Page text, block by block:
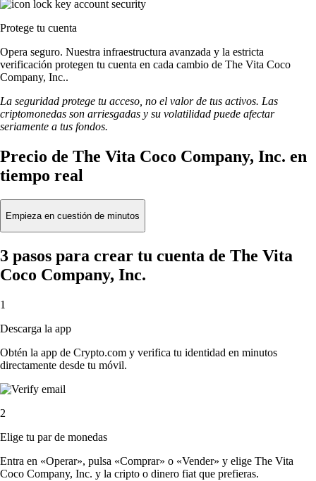
Protege tu cuenta
Opera seguro. Nuestra infraestructura avanzada y la estricta
verificación protegen tu cuenta en cada cambio de The Vita Coco
Company, Inc..
La seguridad protege tu acceso, no el valor de tus activos. Las
criptomonedas son arriesgadas y su volatilidad puede afectar
seriamente a tus fondos.
Precio de The Vita Coco Company, Inc. en
tiempo real
Empieza en cuestión de minutos
3 pasos para crear tu cuenta de The Vita
Coco Company, Inc.
1
Descarga la app
Obtén la app de Crypto.com y verifica tu identidad en minutos
directamente desde tu móvil.
2
Elige tu par de monedas
Entra en «Operar», pulsa «Comprar» o «Vender» y elige The Vita
Coco Company, Inc. y la cripto o dinero fiat que prefieras.